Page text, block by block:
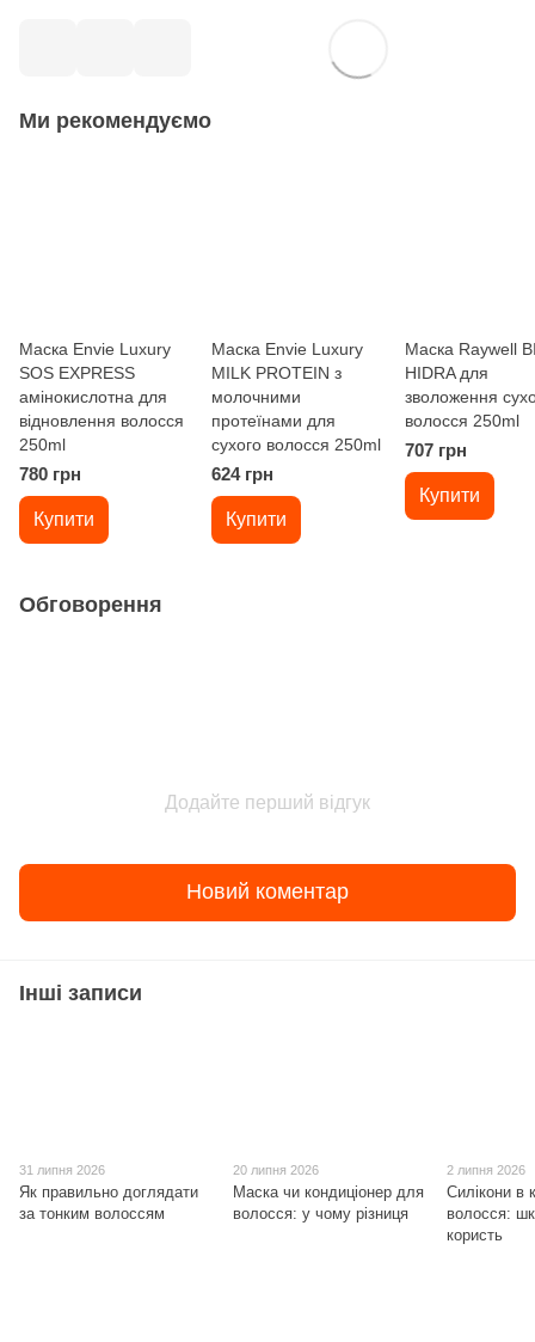
Ми рекомендуємо
Маска Envie Luxury
SOS EXPRESS
амінокислотна для
відновлення волосся
250ml
780 грн
Купити
Маска Envie Luxury
MILK PROTEIN з
молочними
протеїнами для
сухого волосся 250ml
624 грн
Купити
Маска Raywell
HIDRA для
зволоження
волосся 250ml
707 грн
Купити
Обговорення
Додайте перший відгук
Новий коментар
Інші записи
31 липня 2026
Як правильно доглядати
за тонким волоссям
20 липня 2026
Маска чи кондиціонер для
волосся: у чому різниця
2 липня 2026
Силікони в
волосся:
користь